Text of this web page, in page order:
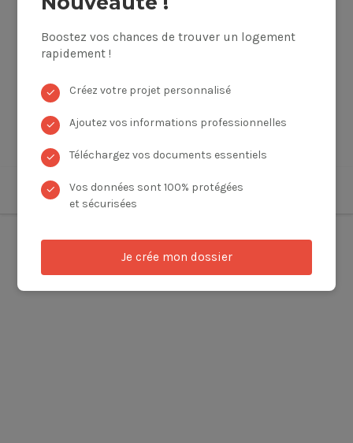
Boostez vos chances de trouver un logement
rapidement !
✓ Créez votre projet personnalisé
✓ Ajoutez vos informations professionnelles
✓ Téléchargez vos documents essentiels
✓
Vos données sont 100% protégées
et sécurisées
Je crée mon dossier